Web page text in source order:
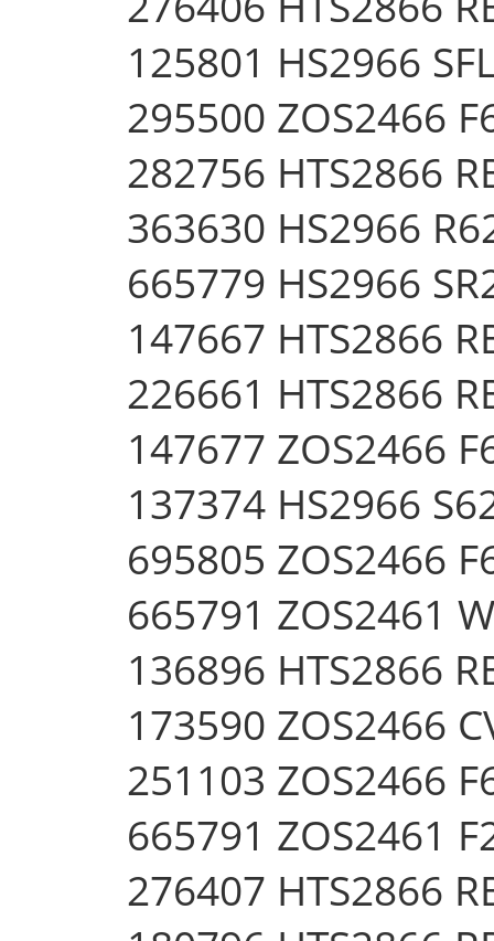
125801 HS2966
295500 ZOS2466
282756 HTS2866
363630 HS2966
665779 HS2966
147667 HTS2866
226661 HTS2866
147677 ZOS2466
137374 HS2966
695805 ZOS2466
665791 ZOS2461
136896 HTS2866
173590 ZOS2466
251103 ZOS2466
665791 ZOS2461
276407 HTS2866